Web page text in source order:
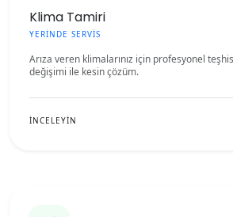
Klima Tamiri
YERİNDE SERVİS
Arıza veren klimalarınız için profesyonel
değişimi ile kesin çözüm.
İNCELEYİN